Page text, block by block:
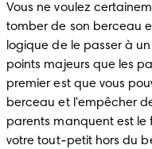
Vous ne voulez
tomber de son berceau
logique de le passer à
points majeurs que les
premier est que vous
berceau et l'empêcher
parents manquent est le
votre tout-petit hors du